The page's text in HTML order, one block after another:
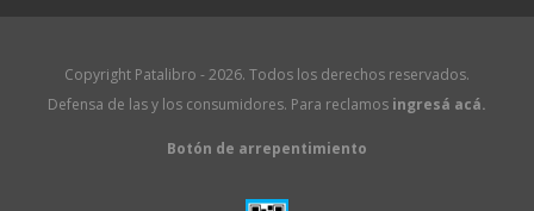
Copyright Patalibro - 2026. Todos los derechos reservados.
Defensa de las y los consumidores. Para reclamos ingresá acá.
Botón de arrepentimiento